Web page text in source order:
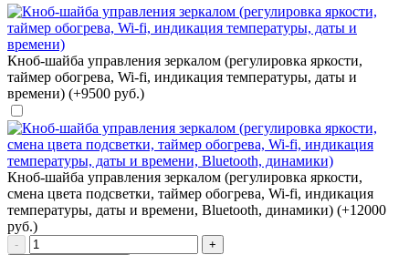
Кноб-шайба управления зеркалом (регулировка яркости,
таймер обогрева, Wi-fi, индикация температуры, даты и
времени) (+9500 руб.)
Кноб-шайба управления зеркалом (регулировка яркости,
смена цвета подсветки, таймер обогрева, Wi-fi, индикация
температуры, даты и времени, Bluetooth, динамики) (+12000
руб.)
-
+